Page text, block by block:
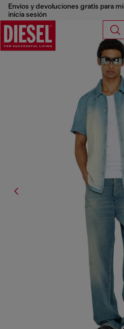
Envíos y devoluciones gratis para
inicia sesión